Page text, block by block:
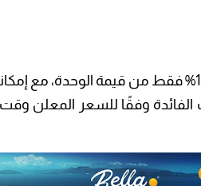
يتيح البنك فرصة الحجز بسداد مقدم يبدأ من 15% فقط من قيمة
ويتم احتساب الفائدة وفقًا للسعر